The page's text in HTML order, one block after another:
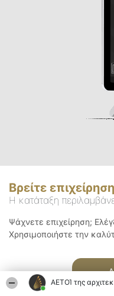
ΑΕΤΟΊ της
Βρείτε επιχείρηση
Η κατάταξη
Ψάχνετε επιχείρηση;
Χρησιμοποιήστε την